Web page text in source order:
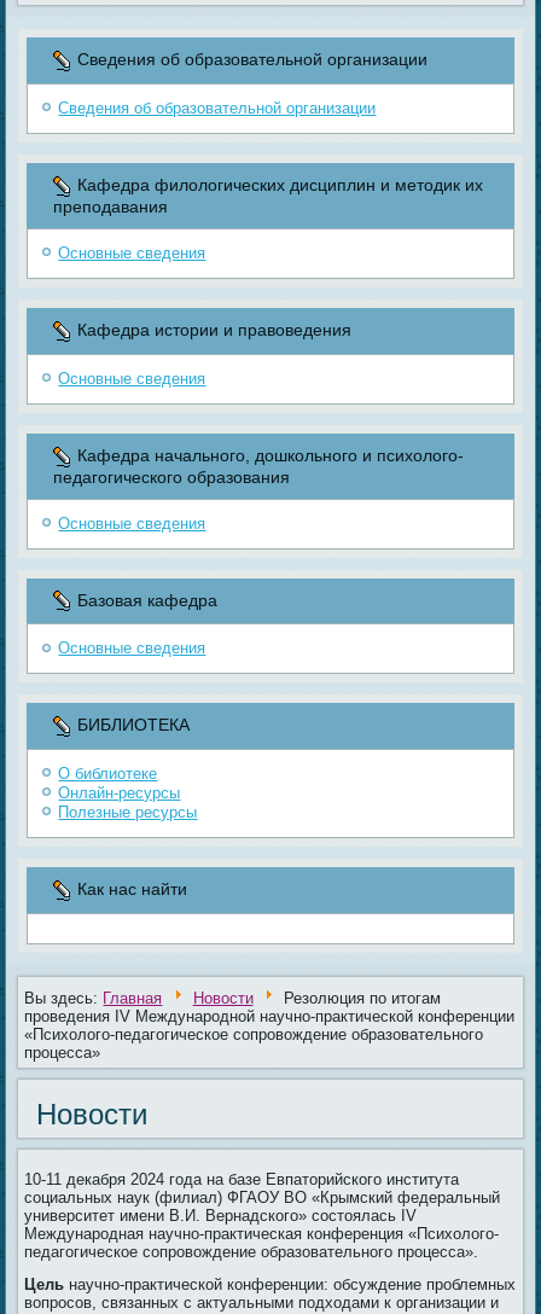
Сведения об образовательной организации
Сведения об образовательной организации
Кафедра филологических дисциплин и методик их
преподавания
Основные сведения
Кафедра истории и правоведения
Основные сведения
Кафедра начального, дошкольного и психолого-
педагогического образования
Основные сведения
Базовая кафедра
Основные сведения
БИБЛИОТЕКА
О библиотеке
Онлайн-ресурсы
Полезные ресурсы
Как нас найти
Вы здесь: Главная Новости
Резолюция по итогам
проведения IV Международной научно-практической конференции
«Психолого-педагогическое сопровождение образовательного
процесса»
Новости
10-11 декабря 2024 года на базе Евпаторийского института
социальных наук (филиал) ФГАОУ ВО «Крымский федеральный
университет имени В.И. Вернадского» состоялась IV
Международная научно-практическая конференция «Психолого-
педагогическое сопровождение образовательного процесса».
Цель научно-практической конференции: обсуждение проблемных
вопросов, связанных с актуальными подходами к организации и